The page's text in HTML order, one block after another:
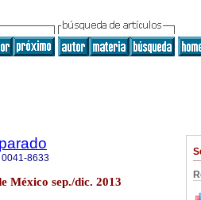
0041-8633
México sep./dic. 2013